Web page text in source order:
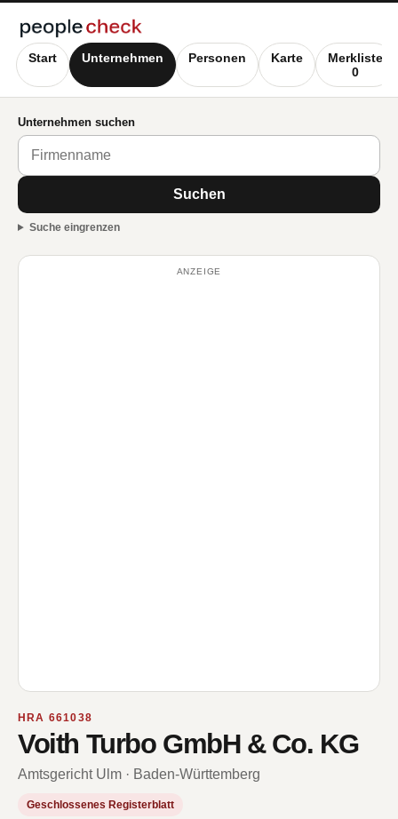
Start Unternehmen Personen Karte
Merkliste
0
Unternehmen suchen
Suchen
Suche eingrenzen
ANZEIGE
HRA 661038
Voith Turbo GmbH & Co. KG
Amtsgericht Ulm · Baden-Württemberg
Geschlossenes Registerblatt